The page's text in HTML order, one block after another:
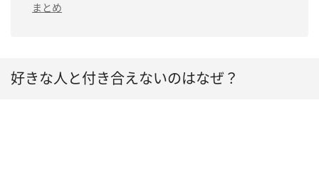
まとめ
好きな人と付き合えないのはなぜ？